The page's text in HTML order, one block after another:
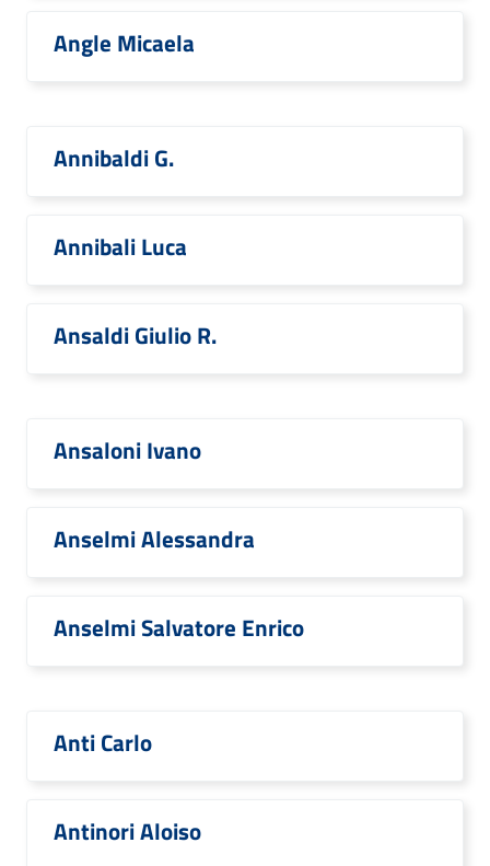
Angle Micaela
Annibaldi G.
Annibali Luca
Ansaldi Giulio R.
Ansaloni Ivano
Anselmi Alessandra
Anselmi Salvatore Enrico
Anti Carlo
Antinori Aloiso